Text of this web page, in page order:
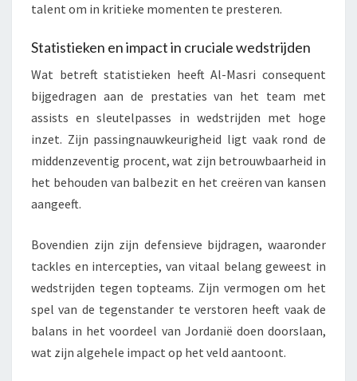
talent om in kritieke momenten te presteren.
Statistieken en impact in cruciale wedstrijden
Wat betreft statistieken heeft Al-Masri consequent
bijgedragen aan de prestaties van het team met
assists en sleutelpasses in wedstrijden met hoge
inzet. Zijn passingnauwkeurigheid ligt vaak rond de
middenzeventig procent, wat zijn betrouwbaarheid in
het behouden van balbezit en het creëren van kansen
aangeeft.
Bovendien zijn zijn defensieve bijdragen, waaronder
tackles en intercepties, van vitaal belang geweest in
wedstrijden tegen topteams. Zijn vermogen om het
spel van de tegenstander te verstoren heeft vaak de
balans in het voordeel van Jordanië doen doorslaan,
wat zijn algehele impact op het veld aantoont.